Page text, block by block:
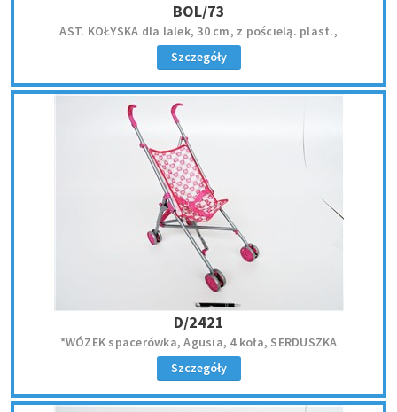
BOL/73
AST. KOŁYSKA dla lalek, 30 cm, z pościelą. plast.,
Szczegóły
D/2421
*WÓZEK spacerówka, Agusia, 4 koła, SERDUSZKA
Szczegóły